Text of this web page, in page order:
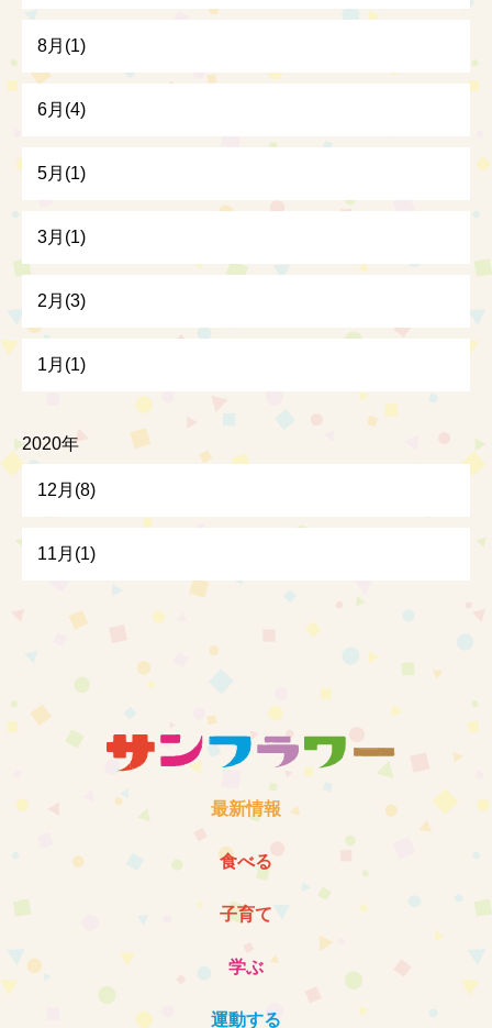
8月(1)
6月(4)
5月(1)
3月(1)
2月(3)
1月(1)
2020年
12月(8)
11月(1)
最新情報
食べる
子育て
学ぶ
運動する